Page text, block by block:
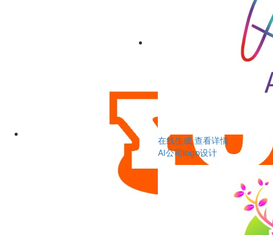
在线生成 查看详情
AI公司logo设计